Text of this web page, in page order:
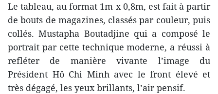
Le tableau, au format 1m x 0,8m, est fait à partir
de bouts de magazines, classés par couleur, puis
collés. Mustapha Boutadjine qui a composé le
portrait par cette technique moderne, a réussi à
refléter de manière vivante l’image du
Président Hô Chi Minh avec le front élevé et
très dégagé, les yeux brillants, l’air pensif.